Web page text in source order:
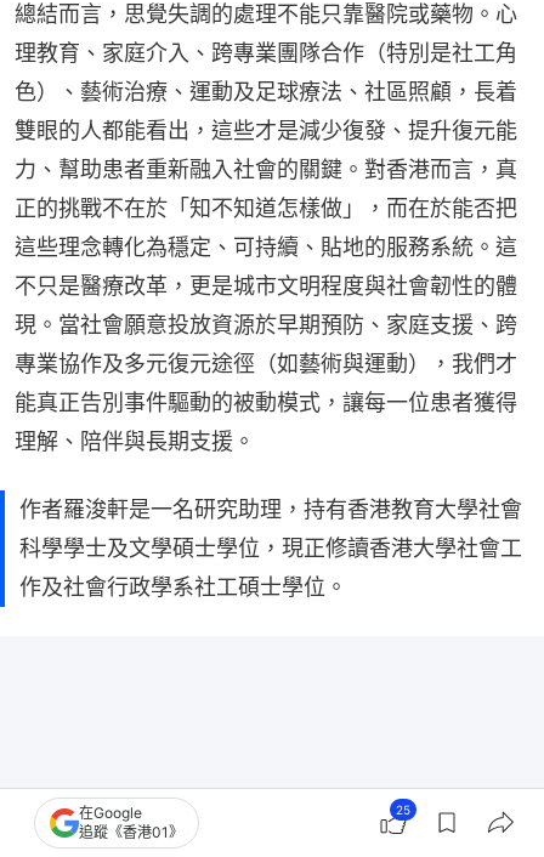
總結而言，思覺失調的處理不能只靠醫院或藥物。心
理教育、家庭介入、跨專業團隊合作（特別是社工角
色）、藝術治療、運動及足球療法、社區照顧，長着
雙眼的人都能看出，這些才是減少復發、提升復元能
力、幫助患者重新融入社會的關鍵。對香港而言，真
正的挑戰不在於「知不知道怎樣做」，而在於能否把
這些理念轉化為穩定、可持續、貼地的服務系統。這
不只是醫療改革，更是城市文明程度與社會韌性的體
現。當社會願意投放資源於早期預防、家庭支援、跨
專業協作及多元復元途徑（如藝術與運動），我們才
能真正告別事件驅動的被動模式，讓每一位患者獲得
理解、陪伴與長期支援。
作者羅浚軒是一名研究助理，持有香港教育大學社會
科學學士及文學碩士學位，現正修讀香港大學社會工
作及社會行政學系社工碩士學位。
在Google
追蹤《香港01》
25